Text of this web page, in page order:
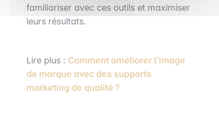
familiariser avec ces outils et maximiser
leurs résultats.
Lire plus : Comment améliorer l’image
de marque avec des supports
marketing de qualité ?